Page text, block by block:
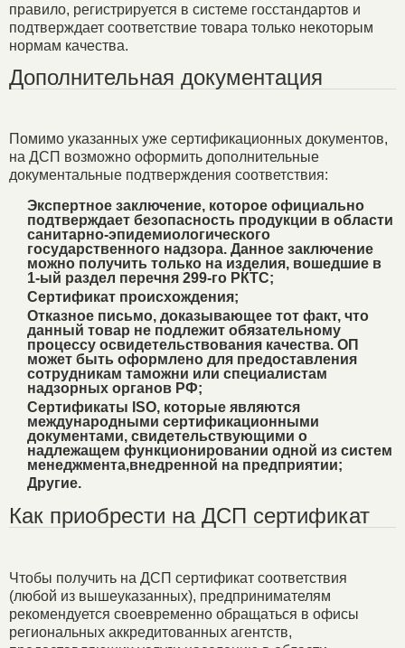
правило, регистрируется в системе госстандартов и
подтверждает соответствие товара только некоторым
нормам качества.
Дополнительная документация
Помимо указанных уже сертификационных документов,
на ДСП возможно оформить дополнительные
документальные подтверждения соответствия:
Экспертное заключение, которое официально
подтверждает безопасность продукции в области
санитарно-эпидемиологического
государственного надзора. Данное заключение
можно получить только на изделия, вошедшие в
1-ый раздел перечня 299-го РКТС;
Сертификат происхождения;
Отказное письмо, доказывающее тот факт, что
данный товар не подлежит обязательному
процессу освидетельствования качества. ОП
может быть оформлено для предоставления
сотрудникам таможни или специалистам
надзорных органов РФ;
Сертификаты ISO, которые являются
международными сертификационными
документами, свидетельствующими o
надлежащем функционировании одной из систем
менеджмента,внедренной на предприятии;
Другие.
Как приобрести на ДСП сертификат
Чтобы получить на ДСП сертификат соответствия
(любой из вышеуказанных), предпринимателям
рекомендуется своевременно обращаться в офисы
региональных аккредитованных агентств,